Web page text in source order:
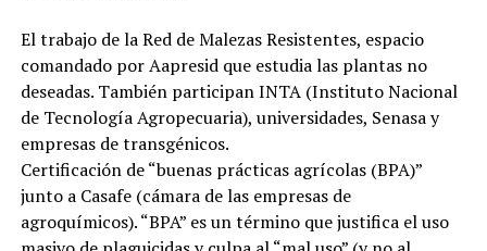
El trabajo de la Red de Malezas Resistentes, espacio
comandado por Aapresid que estudia las plantas no
deseadas. También participan INTA (Instituto Nacional
de Tecnología Agropecuaria), universidades, Senasa y
empresas de transgénicos.
Certificación de “buenas prácticas agrícolas (BPA)”
junto a Casafe (cámara de las empresas de
agroquímicos). “BPA” es un término que justifica el uso